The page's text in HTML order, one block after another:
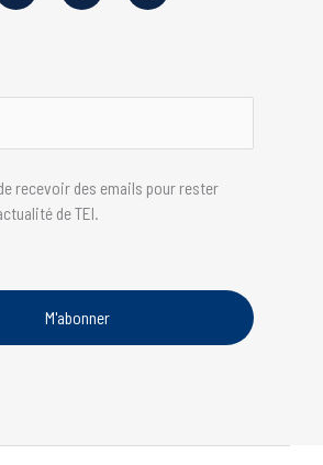
recevoir des emails pour rester
de TEI.